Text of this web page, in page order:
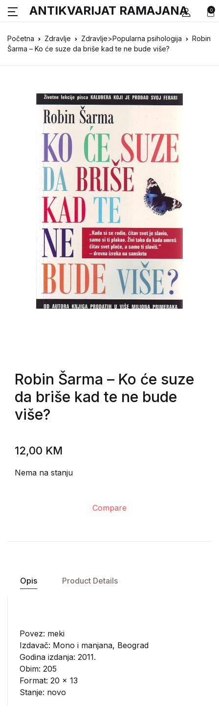
0
ANTIKVARIJAT RAMAJANA
Početna Zdravlje Zdravlje>Popularna psihologija
Robin
Šarma – Ko će suze da briše kad te ne bude više?
Robin Šarma – Ko će suze
da briše kad te ne bude
više?
12,00 KM
Nema na stanju
Compare
Opis Product Details
Povez: meki
Izdavač: Mono i manjana, Beograd
Godina izdanja: 2011.
Obim: 205
Format: 20 x 13
Stanje: novo